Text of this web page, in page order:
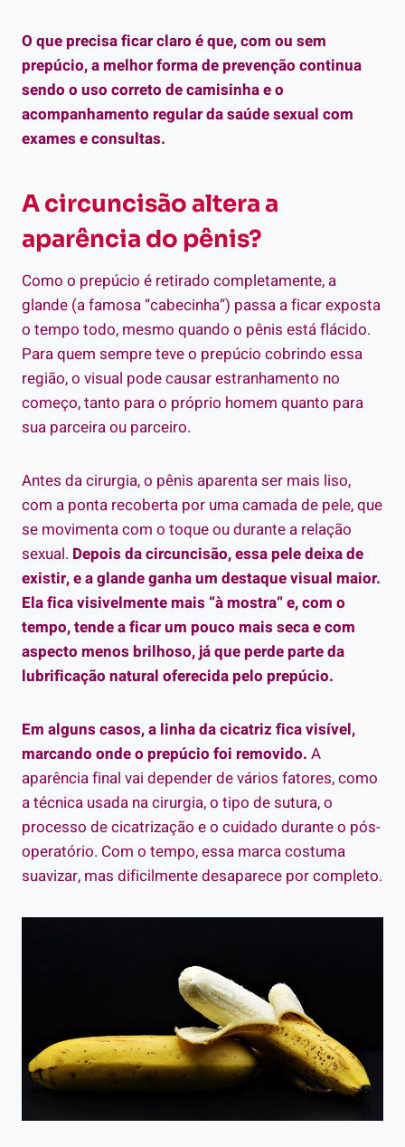
O que precisa ficar claro é que, com ou sem
prepúcio, a melhor forma de prevenção continua
sendo o uso correto de camisinha e o
acompanhamento regular da saúde sexual com
exames e consultas.
A circuncisão altera a
aparência do pênis?
Como o prepúcio é retirado completamente, a
glande (a famosa “cabecinha”) passa a ficar exposta
o tempo todo, mesmo quando o pênis está flácido.
Para quem sempre teve o prepúcio cobrindo essa
região, o visual pode causar estranhamento no
começo, tanto para o próprio homem quanto para
sua parceira ou parceiro.
Antes da cirurgia, o pênis aparenta ser mais liso,
com a ponta recoberta por uma camada de pele, que
se movimenta com o toque ou durante a relação
sexual. Depois da circuncisão, essa pele deixa de
existir, e a glande ganha um destaque visual maior.
Ela fica visivelmente mais “à mostra” e, com o
tempo, tende a ficar um pouco mais seca e com
aspecto menos brilhoso, já que perde parte da
lubrificação natural oferecida pelo prepúcio.
Em alguns casos, a linha da cicatriz fica visível,
marcando onde o prepúcio foi removido. A
aparência final vai depender de vários fatores, como
a técnica usada na cirurgia, o tipo de sutura, o
processo de cicatrização e o cuidado durante o pós-
operatório. Com o tempo, essa marca costuma
suavizar, mas dificilmente desaparece por completo.